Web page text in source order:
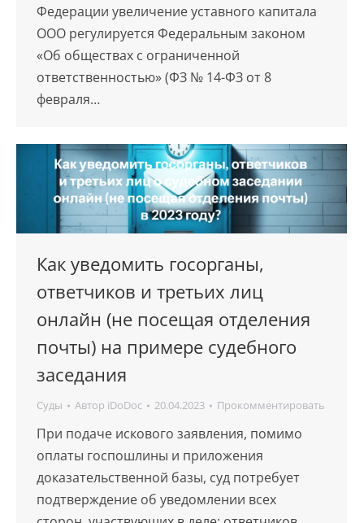
Федерации увеличение уставного капитала
ООО регулируется Федеральным законом
«Об обществах с ограниченной
ответственностью» (ФЗ № 14-ФЗ от 8
февраля…
Как уведомить госорганы,
ответчиков и третьих лиц
онлайн (не посещая отделения
почты) на примере судебного
заседания
Суды Автор iDoDoc 20.04.2023 Прокомментировать
При подаче искового заявления, помимо
оплаты госпошлины и приложения
доказательственной базы, суд потребует
подтверждение об уведомлении всех